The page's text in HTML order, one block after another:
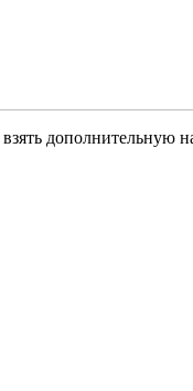
дополнительную